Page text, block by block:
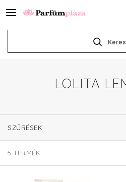
LOLITA
SZŰRÉSEK
5 TERMÉK